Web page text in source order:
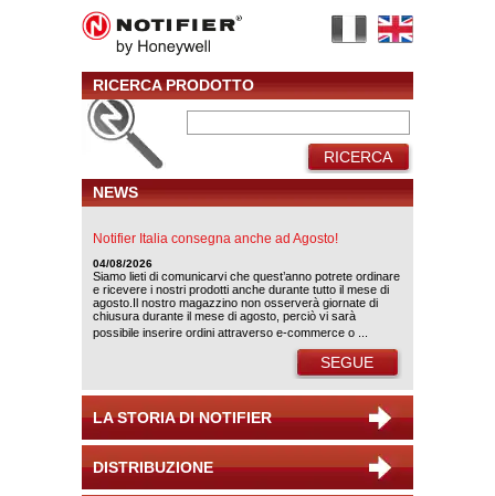
RICERCA PRODOTTO
RICERCA
NEWS
Notifier Italia consegna anche ad Agosto!
04/08/2026
Siamo lieti di comunicarvi che quest’anno potrete ordinare
e ricevere i nostri prodotti anche durante tutto il mese di
agosto.Il nostro magazzino non osserverà giornate di
chiusura durante il mese di agosto, perciò vi sarà
possibile inserire ordini attraverso e-commerce o ...
SEGUE
LA STORIA DI NOTIFIER
DISTRIBUZIONE